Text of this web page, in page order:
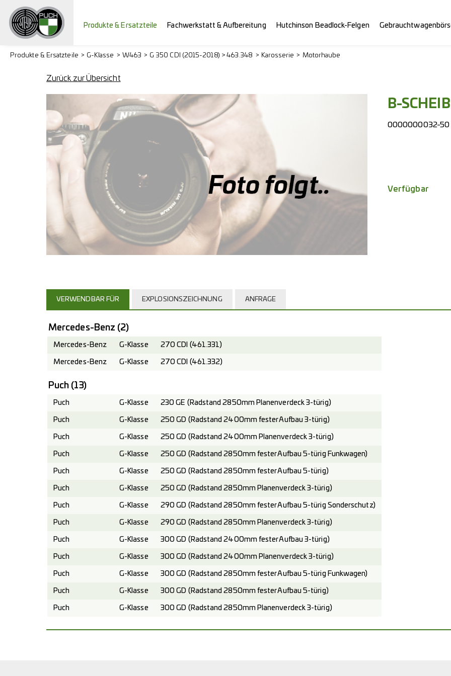
Produkte & Ersatzteile Fachwerkstatt & Aufbereitung Hutchinson Beadlock-Felgen
Produkte & Ersatzteile G-Klasse W463 G 350 CDI (2015-2018) > 463.348 Karosserie Motorhaube
Zurück zur Übersicht
B-
0000000032-50
Verfügbar
VERWENDBAR FÜR EXPLOSIONSZEICHNUNG ANFRAGE
Mercedes-Benz (2)
Mercedes-Benz G-Klasse 270 CDI (461.331)
Mercedes-Benz G-Klasse 270 CDI (461.332)
Puch (13)
Puch G-Klasse 230 GE (Radstand 2850mm Planenverdeck 3-türig)
Puch G-Klasse 250 GD (Radstand 2400mm fester Aufbau 3-türig)
Puch G-Klasse 250 GD (Radstand 2400mm Planenverdeck 3-türig)
Puch G-Klasse 250 GD (Radstand 2850mm fester Aufbau 5-türig Funkwagen)
Puch G-Klasse 250 GD (Radstand 2850mm fester Aufbau 5-türig)
Puch G-Klasse 250 GD (Radstand 2850mm Planenverdeck 3-türig)
Puch G-Klasse 290 GD (Radstand 2850mm fester Aufbau 5-türig Sonderschutz)
Puch G-Klasse 290 GD (Radstand 2850mm Planenverdeck 3-türig)
Puch G-Klasse 300 GD (Radstand 2400mm fester Aufbau 3-türig)
Puch G-Klasse 300 GD (Radstand 2400mm Planenverdeck 3-türig)
Puch G-Klasse 300 GD (Radstand 2850mm fester Aufbau 5-türig Funkwagen)
Puch G-Klasse 300 GD (Radstand 2850mm fester Aufbau 5-türig)
Puch G-Klasse 300 GD (Radstand 2850mm Planenverdeck 3-türig)